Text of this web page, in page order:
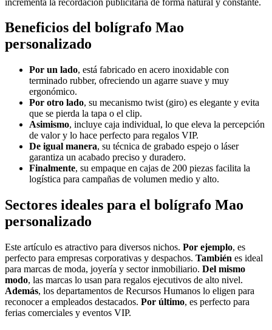
Beneficios del bolígrafo Mao
personalizado
Por un lado, está fabricado en acero inoxidable con
terminado rubber, ofreciendo un agarre suave y muy
ergonómico.
Por otro lado, su mecanismo twist (giro) es elegante y evita
que se pierda la tapa o el clip.
Asimismo, incluye caja individual, lo que eleva la percepción
de valor y lo hace perfecto para regalos VIP.
De igual manera, su técnica de grabado espejo o láser
garantiza un acabado preciso y duradero.
Finalmente, su empaque en cajas de 200 piezas facilita la
logística para campañas de volumen medio y alto.
Sectores ideales para el bolígrafo Mao
personalizado
Este artículo es atractivo para diversos nichos. Por ejemplo, es
perfecto para empresas corporativas y despachos. También es ideal
para marcas de moda, joyería y sector inmobiliario. Del mismo
modo, las marcas lo usan para regalos ejecutivos de alto nivel.
Además, los departamentos de Recursos Humanos lo eligen para
reconocer a empleados destacados. Por último, es perfecto para
ferias comerciales y eventos VIP.